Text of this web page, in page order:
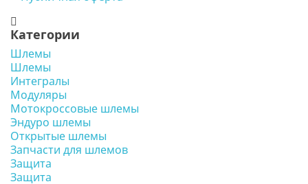
Категории
Шлемы
Шлемы
Интегралы
Модуляры
Мотокроссовые шлемы
Эндуро шлемы
Открытые шлемы
Запчасти для шлемов
Защита
Защита